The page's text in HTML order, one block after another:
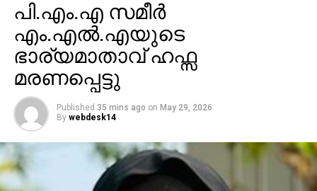
പി.എം.എ സമീര്‍
എം.എല്‍.എയുടെ
ഭാര്യമാതാവ് ഹഫ്സ
മരണപ്പെട്ടു
Published 35 mins ago on May 29, 2026
By webdesk14